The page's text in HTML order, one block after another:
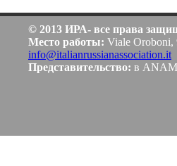
© 2013 ИРА- все права
Место работы: Viale Oroboni,
info@italianrussianassociation.it
Представительство: в